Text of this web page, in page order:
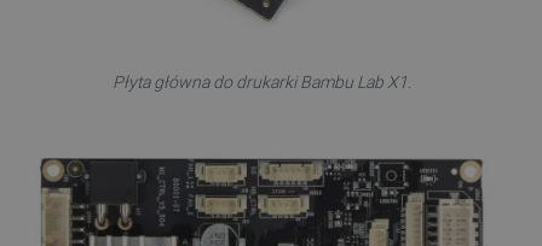
Płyta główna do drukarki Bambu Lab X1.